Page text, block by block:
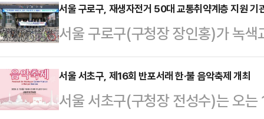
기 모집'에서 '연중 상시 모집' 체계
전 사각지대에 놓인 소규모 공동주
못하는 사례를 최소화하기 위해 추
승인 후 20년 이상 경과한 20세대
사비를 지원하는 사업이다. 양천구
서울 구로구, 재생자전거 50대 교통취약계층 지원 기
서울 구로구(구청장 장인홍)가 녹
달' 사업을 통해 제작한 재생자전거
했다.지난 8일 열린 기증식에는 장
서울구로삶터지역자활센터, 수혜
서울 서초구, 제16회 반포서래 한·불 음악축제 개최
서울 서초구(구청장 전성수)는 오